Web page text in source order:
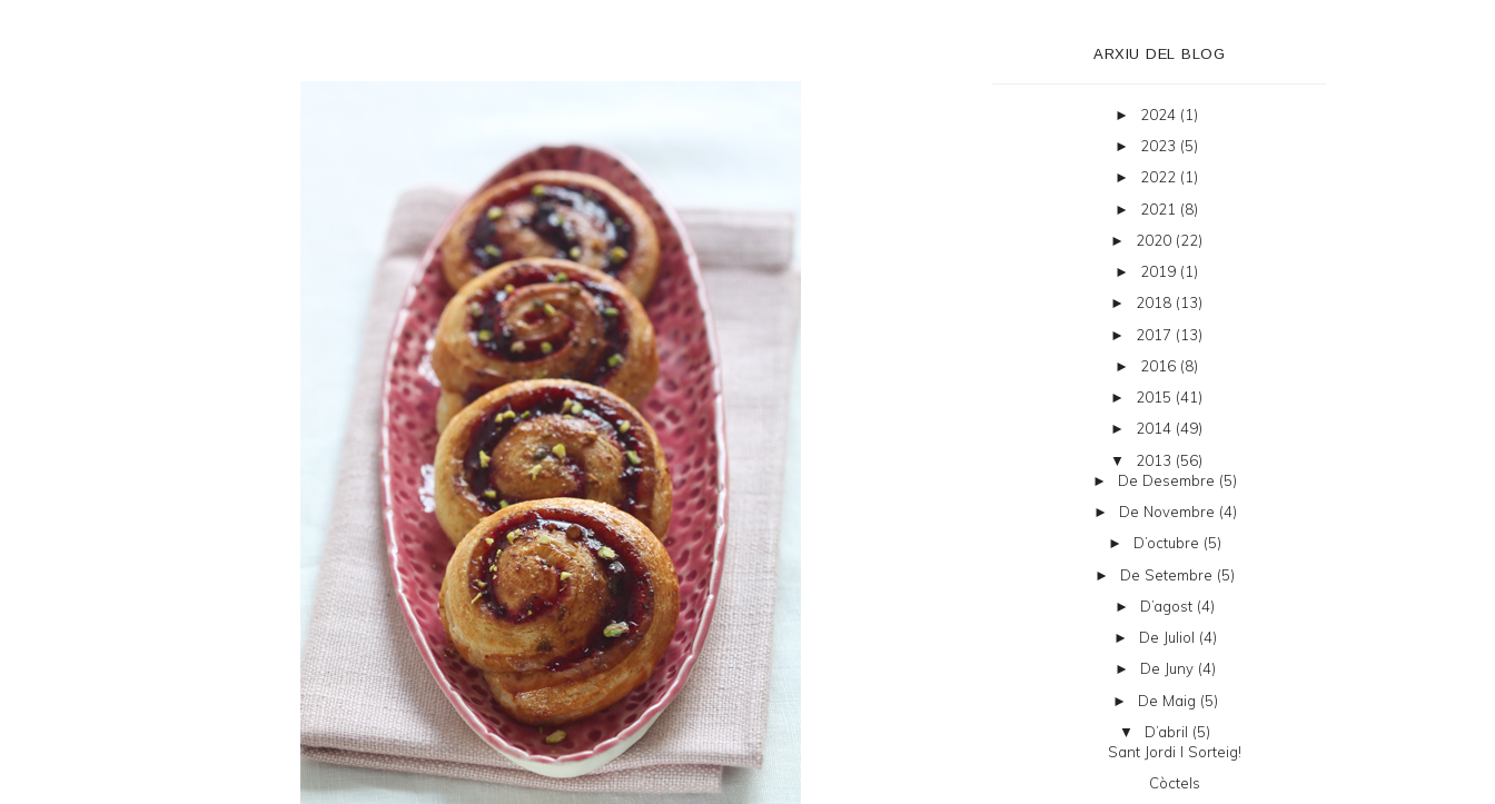
ARXIU DEL BLOG
► 2024 (1)
► 2023 (5)
► 2022 (1)
► 2021 (8)
► 2020 (22)
► 2019 (1)
► 2018 (13)
► 2017 (13)
► 2016 (8)
► 2015 (41)
► 2014 (49)
▼ 2013 (56)
► De Desembre (5)
► De Novembre (4)
► D’octubre (5)
► De Setembre (5)
► D’agost (4)
► De Juliol (4)
► De Juny (4)
► De Maig (5)
▼ D’abril (5)
Sant Jordi I Sorteig!
Còctels